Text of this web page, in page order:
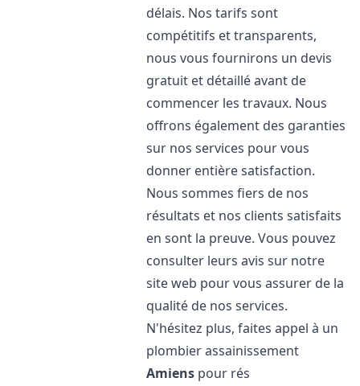
délais. Nos tarifs sont
compétitifs et transparents,
nous vous fournirons un devis
gratuit et détaillé avant de
commencer les travaux. Nous
offrons également des garanties
sur nos services pour vous
donner entière satisfaction.
Nous sommes fiers de nos
résultats et nos clients satisfaits
en sont la preuve. Vous pouvez
consulter leurs avis sur notre
site web pour vous assurer de la
qualité de nos services.
N'hésitez plus, faites appel à un
plombier assainissement
Amiens pour rés